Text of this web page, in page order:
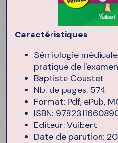
Caractéristiques
Sémiologie
pratique de
Baptiste Coustet
Nb. de pages: 574
Format: Pdf, ePub,
ISBN:
Editeur: Vuibert
Date de parution: